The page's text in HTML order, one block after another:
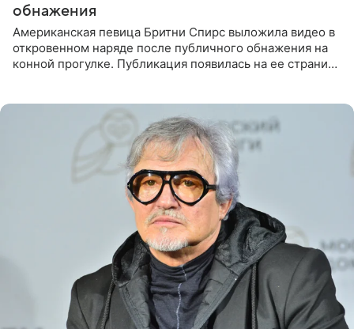
обнажения
Американская певица Бритни Спирс выложила видео в
откровенном наряде после публичного обнажения на
конной прогулке. Публикация появилась на ее странице